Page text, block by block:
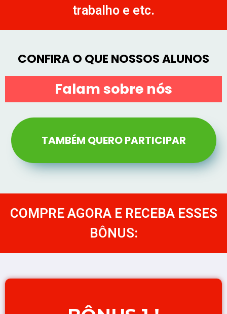
trabalho e etc.​
CONFIRA O QUE NOSSOS ALUNOS
Falam sobre nós
TAMBÉM QUERO PARTICIPAR
COMPRE AGORA E RECEBA ESSES
BÔNUS: